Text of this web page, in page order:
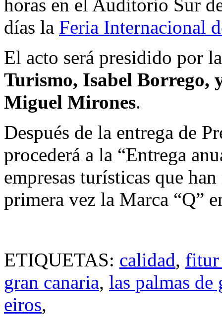
horas en el Auditorio Sur
días la Feria Internacional
El acto será presidido por
Turismo, Isabel Borrego,
Miguel Mirones.
Después de la entrega de
procederá a la “Entrega
empresas turísticas que
primera vez la Marca “Q”
ETIQUETAS: calidad, fitur
gran canaria, las palmas de
eiros,